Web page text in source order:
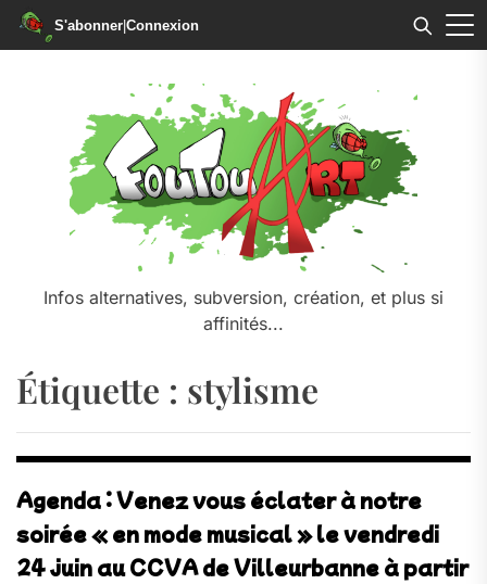
S'abonner|Connexion
Infos alternatives, subversion, création, et plus si
affinités...
Étiquette : stylisme
Agenda : Venez vous éclater à notre
soirée « en mode musical » le vendredi
24 juin au CCVA de Villeurbanne à partir